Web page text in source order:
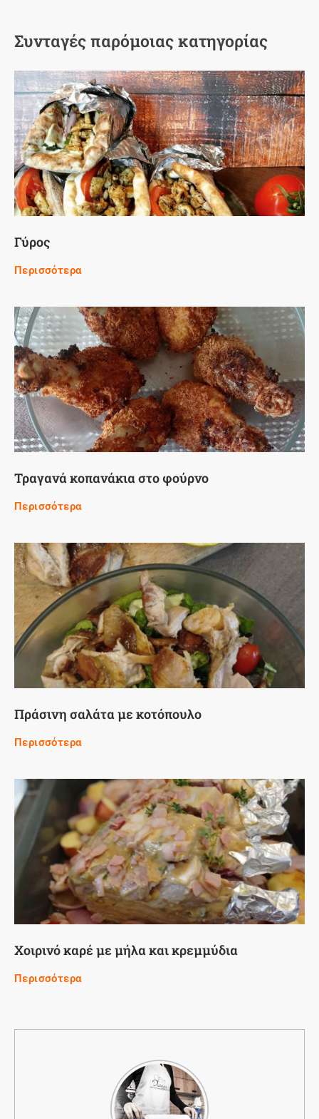
Συνταγές παρόμοιας κατηγορίας
Γύρος
Περισσότερα
Τραγανά κοπανάκια στο φούρνο
Περισσότερα
Πράσινη σαλάτα με κοτόπουλο
Περισσότερα
Χοιρινό καρέ με μήλα και κρεμμύδια
Περισσότερα